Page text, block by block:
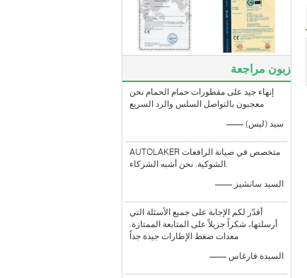
زبون مراجعة
إنهاء جيد على مقطورات حمام الحمام نحن
معجبون بالتواصل السلس والرد السريع
—— سيد (ليس)
AUTOLAKER متخصص في صيانة الرافعات
الشوكية. نحن أشبه الشركاء.
—— السيد سانشيز
أقدّر لكم الإجابة على جميع الأسئلة التي
أرسلتها، شكراً جزيلاً على المتابعة الممتازة.
معدات ضغط الإطارات جيدة جداً
—— السيدة فارغاس